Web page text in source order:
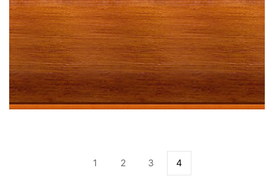
1 2 3 4